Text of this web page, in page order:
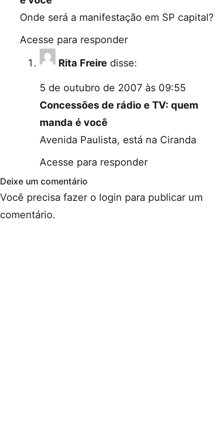
Onde será a manifestação em SP capital?
Acesse para responder
Rita Freire disse:
5 de outubro de 2007 às 09:55
Concessões de rádio e TV: quem
manda é você
Avenida Paulista, está na Ciranda
Acesse para responder
Deixe um comentário
Você precisa fazer o login para publicar um
comentário.